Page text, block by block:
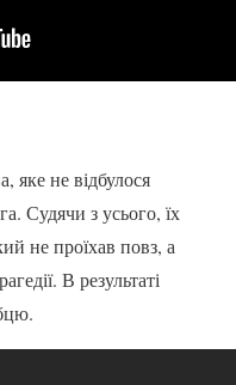
яке не відбулося
Судячи з усього, їх
не проїхав повз, а
В результаті